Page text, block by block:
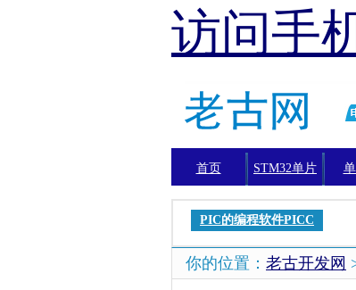
访问手
首页 STM32单片
机
PIC的编程软件PICC
你的位置： 老古开发网